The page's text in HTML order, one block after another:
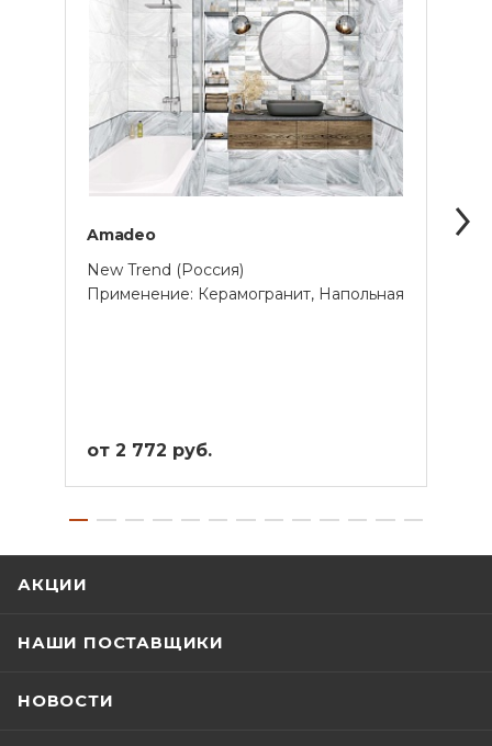
Amadeo
New Trend (Россия)
Применение: Керамогранит, Напольная
от 2 772 руб.
АКЦИИ
НАШИ ПОСТАВЩИКИ
НОВОСТИ